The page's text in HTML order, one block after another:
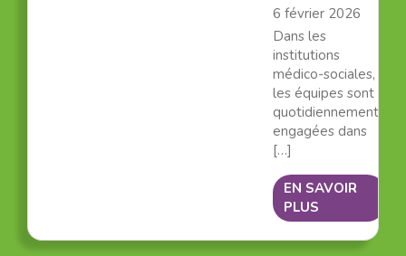
6 février 2026
Dans les
institutions
médico-sociales,
les équipes sont
quotidiennement
engagées dans
[…]
EN SAVOIR
PLUS